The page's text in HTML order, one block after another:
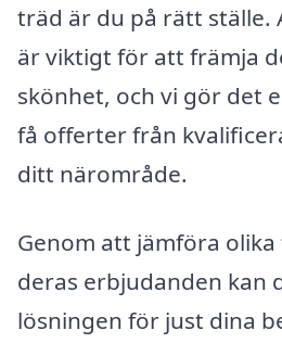
träd är du på rätt ställe.
är viktigt för att främja
skönhet, och vi gör det
få offerter från
ditt närområde.
Genom att jämföra
deras erbjudanden kan
lösningen för just dina